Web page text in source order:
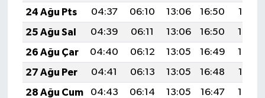
24 Ağu Pts
04:37 06:10 13:06 16:50
19:52
25 Ağu Sal
04:39 06:11 13:06 16:50
19:50
26 Ağu Çar
04:40 06:12 13:05 16:49
19:49
27 Ağu Per
04:41 06:13 13:05 16:48
19:47
28 Ağu Cum
04:43 06:14 13:05 16:47
19:45